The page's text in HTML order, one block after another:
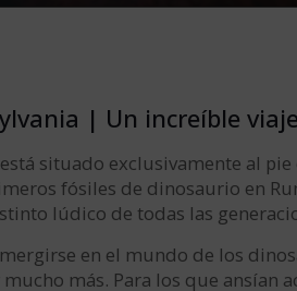
| Un increíble
situado exclusivamente al
fósiles de dinosaurio en
lúdico de todas las
en el mundo de los
más. Para los que